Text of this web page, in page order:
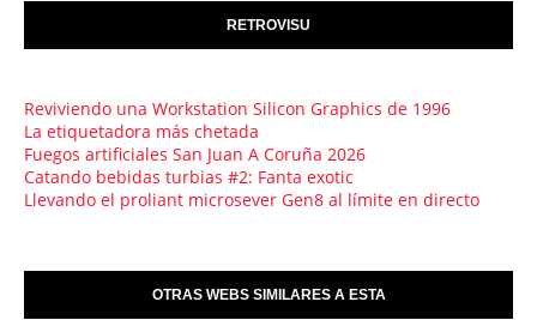
RETROVISU
Reviviendo una Workstation Silicon Graphics de 1996
La etiquetadora más chetada
Fuegos artificiales San Juan A Coruña 2026
Catando bebidas turbias #2: Fanta exotic
Llevando el proliant microsever Gen8 al límite en directo
OTRAS WEBS SIMILARES A ESTA